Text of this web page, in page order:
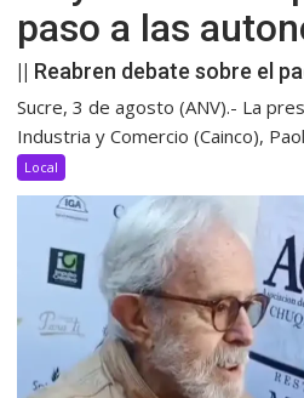
paso a las
|| Reabren debate sobre el
Sucre, 3 de agosto (ANV).- La
Industria y Comercio (Cainco),
Local